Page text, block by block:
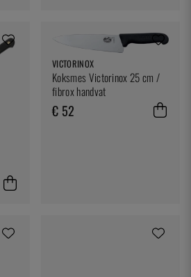
VICTORINOX
Koksmes Victorinox 25 cm /
fibrox handvat
€ 52